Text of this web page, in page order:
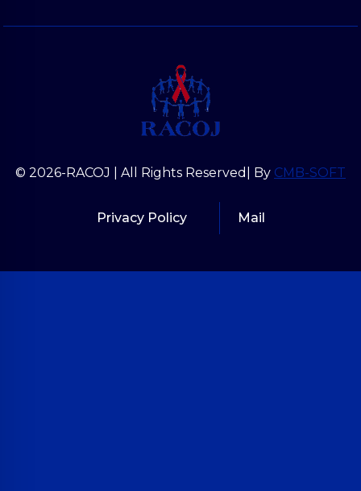
© 2026-RACOJ | All Rights Reserved| By CMB-SOFT
Privacy Policy Mail